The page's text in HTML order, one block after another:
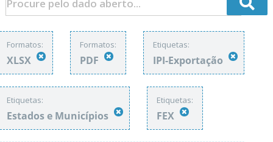
Formatos:
XLSX
Formatos:
PDF
Etiquetas:
IPI-Exportação
Etiquetas:
Estados e Municípios
Etiquetas:
FEX